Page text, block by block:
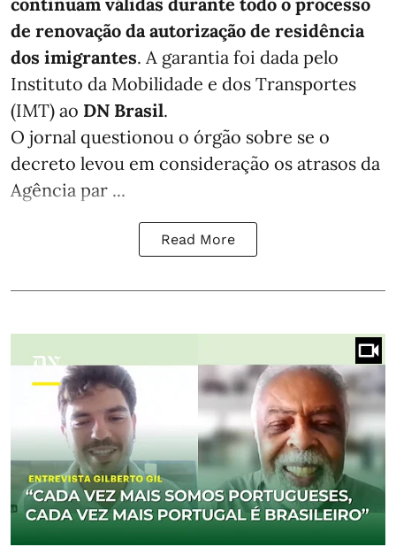
de renovação da autorização de residência
dos imigrantes. A garantia foi dada pelo
Instituto da Mobilidade e dos Transportes
(IMT) ao DN Brasil.
O jornal questionou o órgão sobre se o
decreto levou em consideração os atrasos da
Agência par ...
Read More